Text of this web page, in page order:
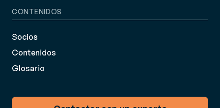
CONTENIDOS
Socios
Contenidos
Glosario